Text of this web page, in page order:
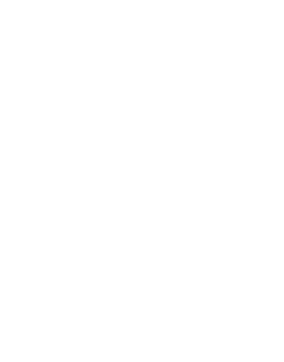
タンド